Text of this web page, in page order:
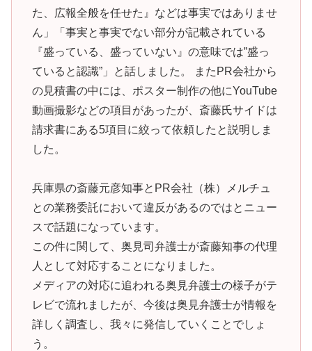
た、広報全般を任せた』などは事実ではありませ
ん」「事実と事実でない部分が記載されている
『盛っている、盛っていない』の意味では”盛っ
ていると認識”」と話しました。 またPR会社から
の見積書の中には、ポスター制作の他にYouTube
動画撮影などの項目があったが、斎藤氏サイドは
請求書にある5項目に絞って依頼したと説明しま
した。
兵庫県の斎藤元彦知事とPR会社（株）メルチュ
との業務委託において違反があるのではとニュー
スで話題になっています。
この件に関して、奥見司弁護士が斎藤知事の代理
人として対応することになりました。
メディアの対応に追われる奥見弁護士の様子がテ
レビで流れましたが、今後は奥見弁護士が情報を
詳しく調査し、我々に発信していくことでしょ
う。